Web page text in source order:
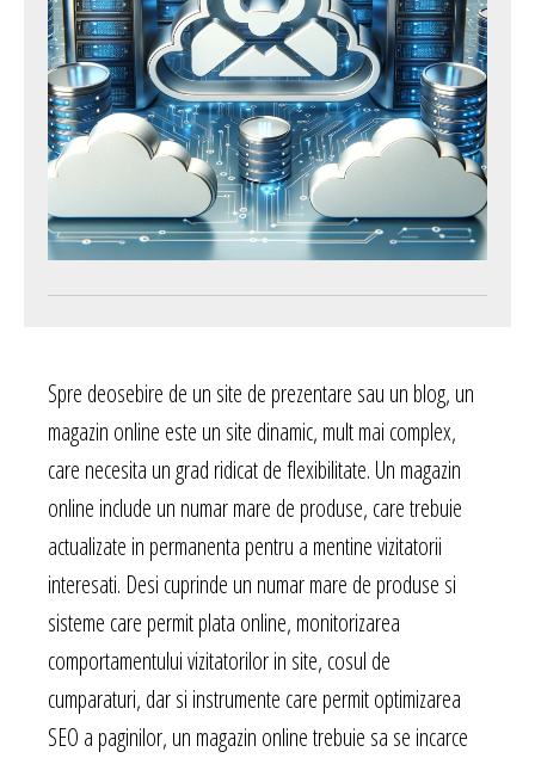
Spre deosebire de un site de prezentare sau un blog, un
magazin online este un site dinamic, mult mai complex,
care necesita un grad ridicat de flexibilitate. Un magazin
online include un numar mare de produse, care trebuie
actualizate in permanenta pentru a mentine vizitatorii
interesati. Desi cuprinde un numar mare de produse si
sisteme care permit plata online, monitorizarea
comportamentului vizitatorilor in site, cosul de
cumparaturi, dar si instrumente care permit optimizarea
SEO a paginilor, un magazin online trebuie sa se incarce